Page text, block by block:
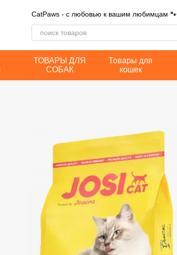
CatPaws - с любовью к вашим любимцам 🐾
ТОВАРЫ ДЛЯ
СОБАК
Товары для
кошек